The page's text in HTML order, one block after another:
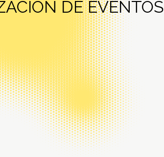
DE EVENTOS